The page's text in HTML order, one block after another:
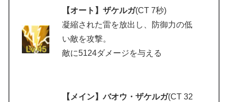
【オート】ザケルガ(CT 7秒)
凝縮された雷を放出し、防御力の低
い敵を攻撃。
敵に5124ダメージを与える
【メイン】バオウ・ザケルガ(CT 32